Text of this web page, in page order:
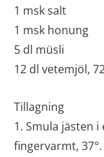
1 msk salt
1 msk honung
5 dl müsli
12 dl vetemjöl,
Tillagning
1. Smula jästen
fingervarmt,